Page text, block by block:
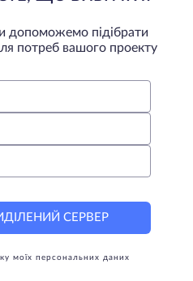
допоможемо підібрати
потреб вашого проекту
СЕРВЕР
моїх персональних даних